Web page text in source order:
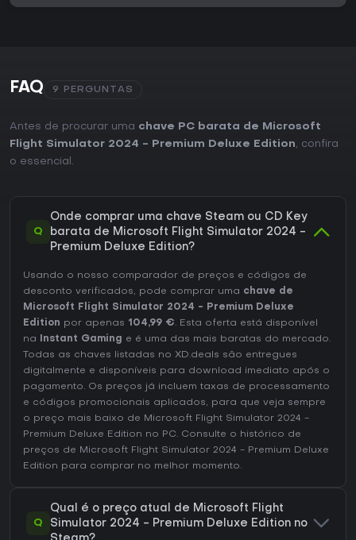
FAQ 9 PERGUNTAS
Antes de procurar uma chave PC barata de Microsoft
Flight Simulator 2024 - Premium Deluxe Edition, confira
o essencial.
Q
Onde comprar uma chave Steam ou CD Key
barata de Microsoft Flight Simulator 2024 -
Premium Deluxe Edition?
Usando o nosso comparador de preços e códigos de
desconto verificados, pode comprar uma chave de
Microsoft Flight Simulator 2024 - Premium Deluxe
Edition por apenas 104,99 €. Esta oferta está disponível
na
Instant Gaming e é uma das mais baratas do mercado.
Todas as chaves listadas no XD.deals são entregues
digitalmente e disponíveis para download imediato após o
pagamento. Os preços já incluem taxas de processamento
e códigos promocionais aplicados, para que veja sempre
o preço mais baixo de Microsoft Flight Simulator 2024 -
Premium Deluxe Edition no PC. Consulte o histórico de
preços de Microsoft Flight Simulator 2024 - Premium Deluxe
Edition para comprar no melhor momento.
Q
Qual é o preço atual de Microsoft Flight
Simulator 2024 - Premium Deluxe Edition no